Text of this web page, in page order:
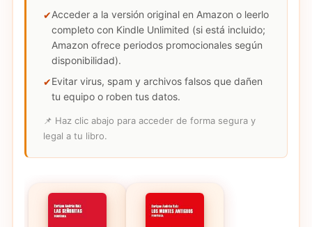
Acceder a la versión original en Amazon o leerlo
completo con Kindle Unlimited (si está incluido;
Amazon ofrece periodos promocionales según
disponibilidad).
Evitar virus, spam y archivos falsos que dañen
tu equipo o roben tus datos.
📌 Haz clic abajo para acceder de forma segura y
legal a tu libro.